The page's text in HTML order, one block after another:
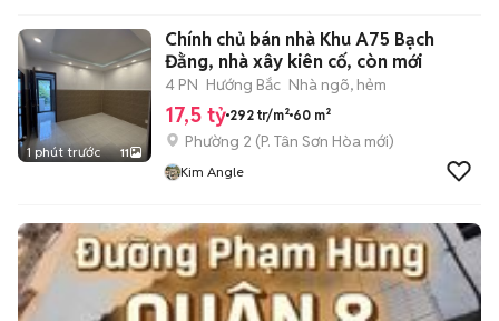
1 phút trước 11
Chính chủ bán nhà Khu A75 Bạch
Đằng, nhà xây kiên cố, còn mới
4 PN Hướng Bắc Nhà ngõ, hẻm
17,5 tỷ 292 tr/m² 60 m²
Phường 2 (P. Tân Sơn Hòa mới)
Kim Angle